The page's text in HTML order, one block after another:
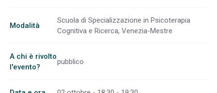
Modalità
Scuola di Specializzazione in Psicoterapia
Cognitiva e Ricerca, Venezia-Mestre
A chi è rivolto
l'evento?
pubblico